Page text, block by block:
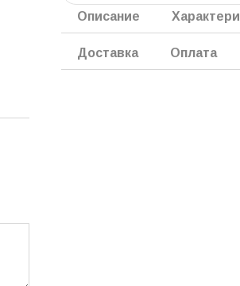
Описание
Доставка Оплата